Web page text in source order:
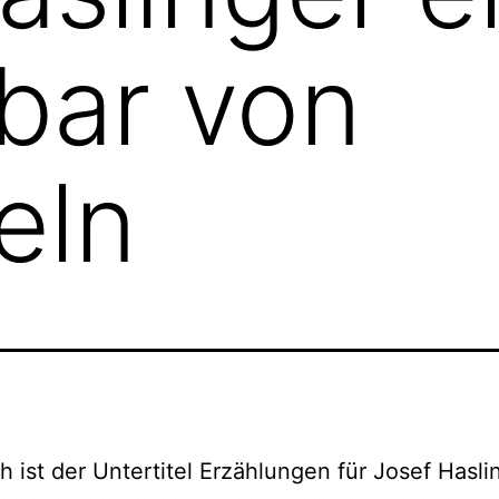
von
ist der Untertitel Erzählungen für Josef